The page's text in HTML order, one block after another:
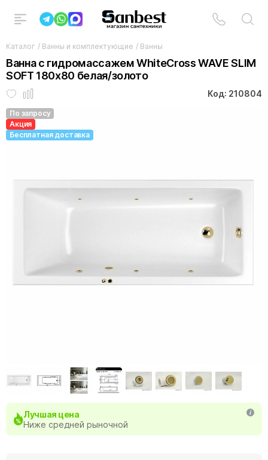
Каталог / Ванны и комплектующие / Ванны
Ванна с гидромассажем WhiteCross WAVE SLIM
SOFT 180x80 белая/золото
Код: 210804
По запросу
Акция
Бесплатная доставка
Лучшая цена
Ниже средней рыночной